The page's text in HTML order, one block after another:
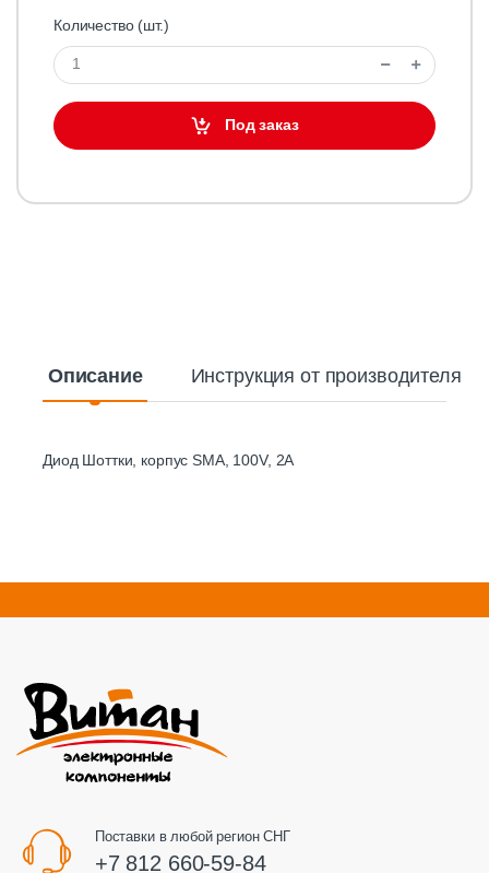
Количество (шт.)
Под заказ
Описание Инструкция от производителя
Диод Шоттки, корпус SMA, 100V, 2A
Поставки в любой регион СНГ
+7 812 660-59-84